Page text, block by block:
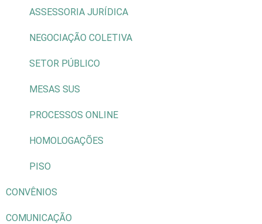
ASSESSORIA JURÍDICA
NEGOCIAÇÃO COLETIVA
SETOR PÚBLICO
MESAS SUS
PROCESSOS ONLINE
HOMOLOGAÇÕES
PISO
CONVÊNIOS
COMUNICAÇÃO